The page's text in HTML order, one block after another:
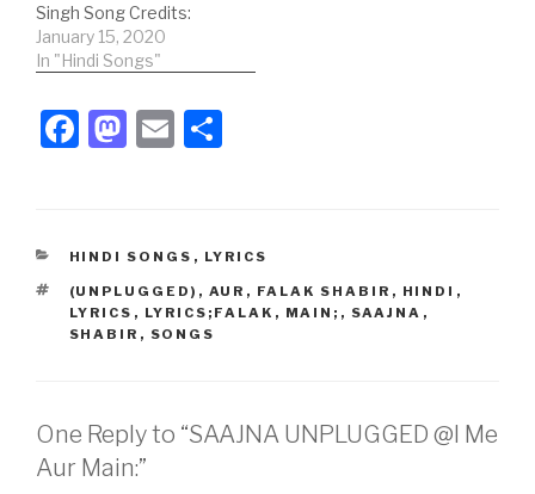
Singh Song Credits:
Song: Tujhe Kitna Chahe
Aur Hum; Movie Kabir
Singers: Mithoon
Featuring Jubin Nautiyal
January 15, 2020
In "Hindi Songs"
F
e
b
o
M
o
d
o
n
E
e
CATEGORIES
HINDI SONGS , LYRICS
TAGS
(UNPLUGGED) , AUR , FALAK SHABIR , HINDI ,
LYRICS , LYRICS;FALAK , MAIN; , SAAJNA ,
SHABIR , SONGS
One Reply to “SAAJNA UNPLUGGED @I Me
Aur Main:”